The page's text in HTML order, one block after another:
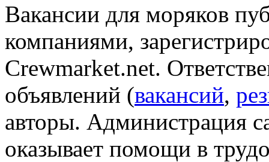
Вакансии для моряков
компаниями,
Crewmarket.net.
объявлений (вакансий,
авторы. Администрация
оказывает помощи в